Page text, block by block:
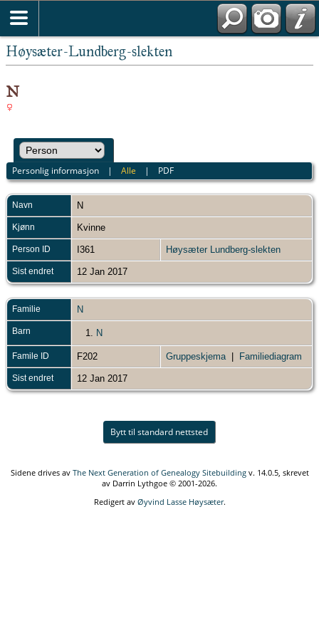
Høysæter-Lundberg-slekten
N
Personlig informasjon |Alle | PDF
Navn N
Kjønn Kvinne
Person ID I361 Høysæter Lundberg-slekten
Sist endret 12 Jan 2017
Familie N
Barn 1. N
Famile ID F202 Gruppeskjema Familiediagram
Sist endret 12 Jan 2017
Bytt til standard nettsted
Sidene drives av The Next Generation of Genealogy Sitebuildingv. 14.0.5, skrevet
av Darrin Lythgoe © 2001-2026.
Redigert av Øyvind Lasse Høysæter.